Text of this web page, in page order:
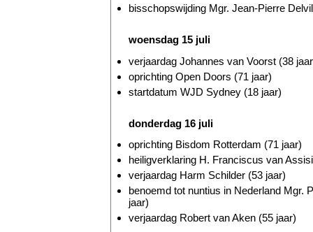
bisschopswijding Mgr. Jean-Pierre
woensdag 15 juli
verjaardag Johannes van Voorst (38
oprichting Open Doors (71 jaar)
startdatum WJD Sydney (18 jaar)
donderdag 16 juli
oprichting Bisdom Rotterdam (71 jaar)
heiligverklaring H. Franciscus van
verjaardag Harm Schilder (53 jaar)
benoemd tot nuntius in Nederland Mgr.
jaar)
verjaardag Robert van Aken (55 jaar)